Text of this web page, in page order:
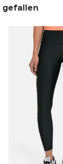
gefallen